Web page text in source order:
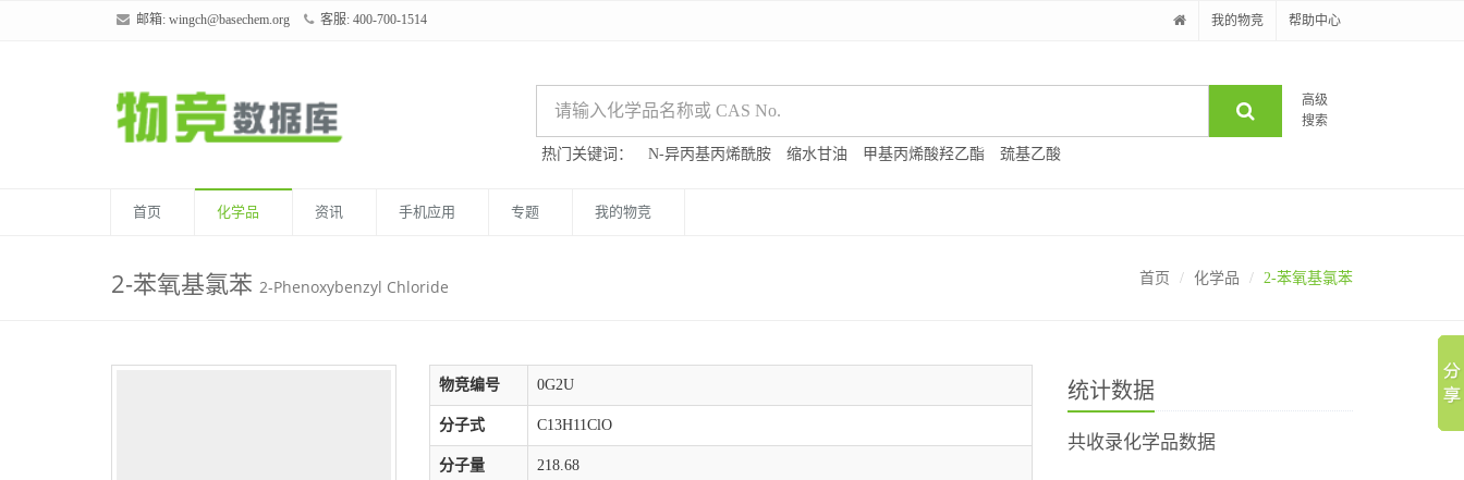
邮箱: wingch@basechem.org 客服: 400-700-1514 我的物竞 帮助中心
高级
搜索
热门关键词： N-异丙基丙烯酰胺 缩水甘油 甲基丙烯酸羟乙酯 巯基乙酸
首页 化学品 资讯 手机应用 专题 我的物竞
2-苯氧基氯苯 2-Phenoxybenzyl Chloride 首页 化学品 2-苯氧基氯苯
物竞编号 0G2U
分子式 C13H11ClO
分子量 218.68
统计数据
共收录化学品数据